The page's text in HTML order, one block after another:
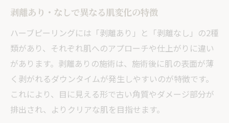
剥離あり・なしで異なる肌変化の特徴
ハーブピーリングには「剥離あり」と「剥離なし」の2種
類があり、それぞれ肌へのアプローチや仕上がりに違い
があります。剥離ありの施術は、施術後に肌の表面が薄
く剥がれるダウンタイムが発生しやすいのが特徴です。
これにより、目に見える形で古い角質やダメージ部分が
排出され、よりクリアな肌を目指せます。